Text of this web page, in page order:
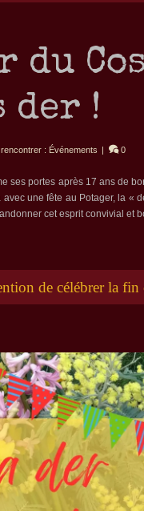
du
der !
: Événements 0
ses portes après 17 ans de
avec une fête au Potager, la «
cet esprit convivial et
de célébrer la fin